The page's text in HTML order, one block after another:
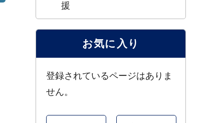
援
お気に入り
登録されているページはありま
せん。